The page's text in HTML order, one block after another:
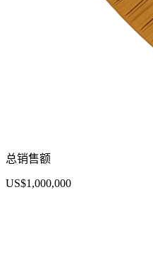
总销售额
US$1,000,000